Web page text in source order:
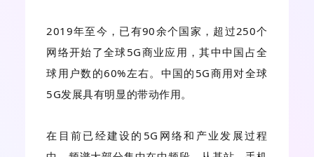
2019年至今，已有90余个国家，超过250个
网络开始了全球5G商业应用，其中中国占全
球用户数的60%左右。中国的5G商用对全球
5G发展具有明显的带动作用。
在目前已经建设的5G网络和产业发展过程